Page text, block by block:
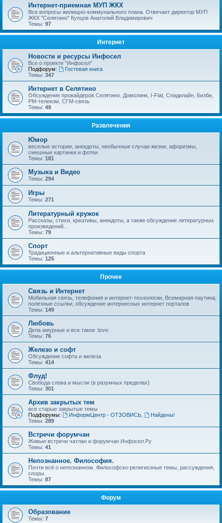
Интернет-приемная МУП ЖКХ
Все вопросы жилищно-коммунального плана. Отвечает директор МУП
ЖКХ "Селятино" Купцов Анатолий Владимирович
Темы: 97
Интернет
Новости и ресурсы Инфосел
Все о проекте "Инфосел"
Подфорум:
Гостевая книга
Темы: 347
Интернет в Селятино
Обсуждение провайдеров Селятино. Домолинк, I-Flat, Спидилайн, Бизби,
РМ-телеком, СГМ-связь
Темы: 49
Развлечения
Юмор
веселые истории, анекдоты, необычные случаи жизни, афоризмы,
смешные картинки и фотки
Темы: 181
Музыка и Видео
Темы: 294
Игры
Темы: 271
Литературный кружок
Рассказы, стихи, креативы, анекдоты, а также обсуждение литературных
произведений...
Темы: 79
Спорт
Традиционные и альтернативные виды спорта
Темы: 125
Прочее
Связь и Интернет
Мобильная связь, телефония и интернет-технологии, Всемирная паутина,
полезные ссылки, обсуждение интернесных интернет порталов
Темы: 149
Любовь
Дела амурные и все такое :love:
Темы: 76
Железо и софт
Обсуждение софта и железа
Темы: 414
Флуд!
Свобода слова и мысли (в разумных пределах)
Темы: 301
Архив закрытых тем
все старые закрытые темы
Подфорумы:
ИнформЦентр - ОТЗОВИСЬ,
Найдены!
Темы: 289
Встречи форумчан
Живые встречи чатлан и форумчан Инфосел.Ру
Темы: 41
Непознанное. Философия.
Почти всё о непознанном. Философско-религиозные темы, рассуждения,
споры.
Темы: 87
Форум
Образование
Темы: 7